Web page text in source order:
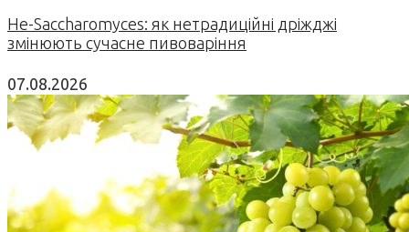
Не-Saccharomyces: як нетрадиційні дріжджі
змінюють сучасне пивоваріння
07.08.2026